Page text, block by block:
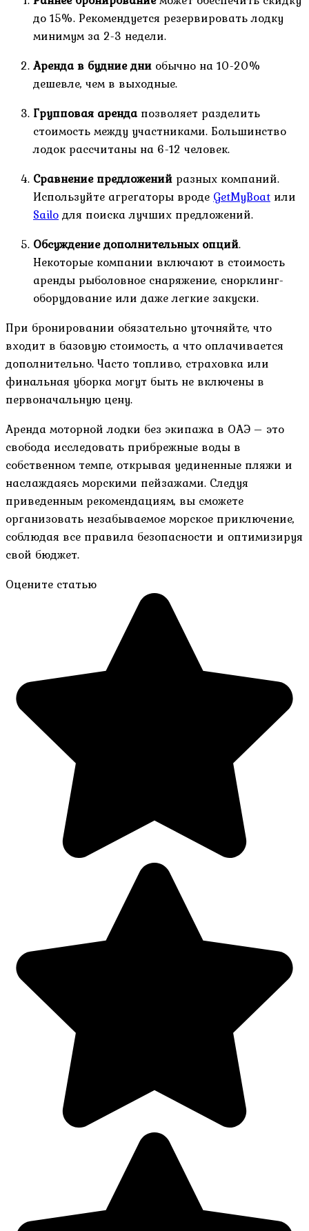
до 15%. Рекомендуется резервировать лодку
минимум за 2-3 недели.
Аренда в будние дни обычно на 10-20%
дешевле, чем в выходные.
Групповая арендапозволяет разделить
стоимость между участниками. Большинство
лодок рассчитаны на 6-12 человек.
Сравнение предложений разных компаний.
Используйте агрегаторы вродеGetMyBoat или
Sailoдля поиска лучших предложений.
Обсуждение дополнительных опций.
Некоторые компании включают в стоимость
аренды рыболовное снаряжение, снорклинг-
оборудование или даже легкие закуски.
При бронировании обязательно уточняйте, что
входит в базовую стоимость, а что оплачивается
дополнительно. Часто топливо, страховка или
финальная уборка могут быть не включены в
первоначальную цену.
Аренда моторной лодки без экипажа в ОАЭ – это
свобода исследовать прибрежные воды в
собственном темпе, открывая уединенные пляжи и
наслаждаясь морскими пейзажами. Следуя
приведенным рекомендациям, вы сможете
организовать незабываемое морское приключение,
соблюдая все правила безопасности и оптимизируя
свой бюджет.
Оцените статью